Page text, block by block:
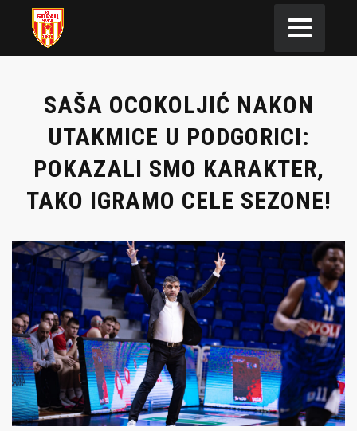
SAŠA OCOKOLJIĆ NAKON
UTAKMICE U PODGORICI:
POKAZALI SMO KARAKTER,
TAKO IGRAMO CELE SEZONE!